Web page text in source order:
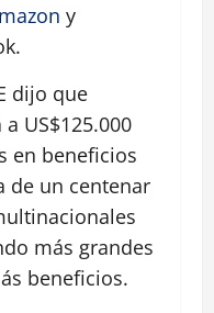
y
dijo que
US$125.000
en beneficios
de un centenar
más grandes
beneficios.